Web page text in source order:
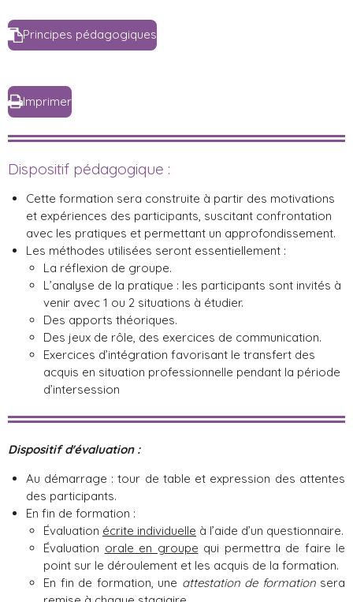
Principes pédagogiques
Imprimer
Dispositif pédagogique :
Cette formation sera construite à partir des motivations
et expériences des participants, suscitant confrontation
avec les pratiques et permettant un approfondissement.
Les méthodes utilisées seront essentiellement :
La réflexion de groupe.
L’analyse de la pratique : les participants sont invités à
venir avec 1 ou 2 situations à étudier.
Des apports théoriques.
Des jeux de rôle, des exercices de communication.
Exercices d’intégration favorisant le transfert des
acquis en situation professionnelle pendant la période
d’intersession
Dispositif d'évaluation :
Au démarrage : tour de table et expression des attentes
des participants.
En fin de formation :
Évaluation écrite individuelle à l’aide d’un questionnaire.
Évaluation orale en groupe qui permettra de faire le
point sur le déroulement et les acquis de la formation.
En fin de formation, une attestation de formationsera